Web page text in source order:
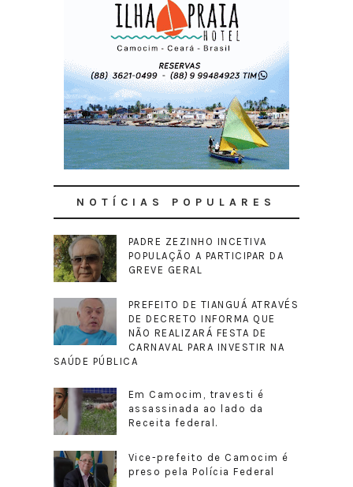
NOTÍCIAS POPULARES
PADRE ZEZINHO INCETIVA
POPULAÇÃO A PARTICIPAR DA
GREVE GERAL
PREFEITO DE TIANGUÁ ATRAVÉS
DE DECRETO INFORMA QUE
NÃO REALIZARÁ FESTA DE
CARNAVAL PARA INVESTIR NA
SAÚDE PÚBLICA
Em Camocim, travesti é
assassinada ao lado da
Receita federal.
Vice-prefeito de Camocim é
preso pela Polícia Federal